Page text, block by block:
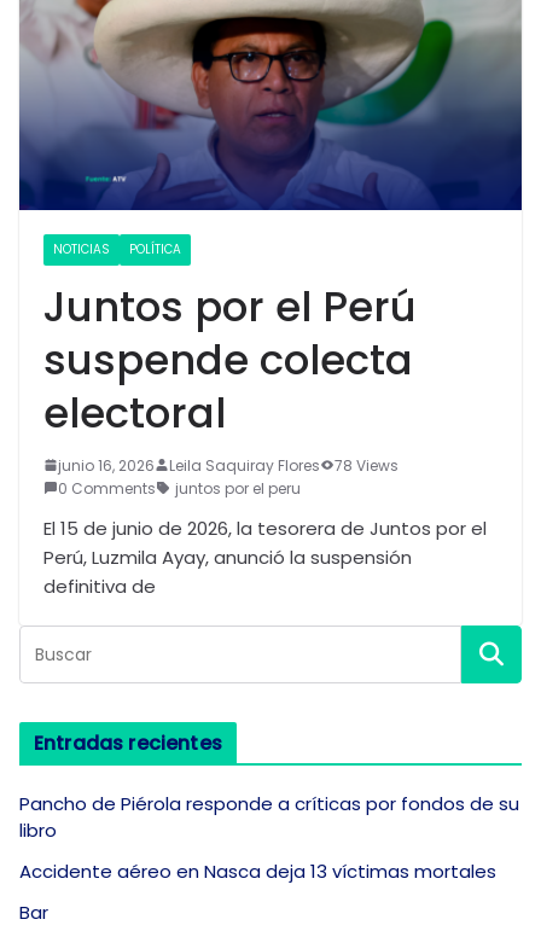
NOTICIAS POLÍTICA
Juntos por el Perú
suspende colecta
electoral
junio 16, 2026 Leila Saquiray Flores
78 Views
0 Comments
juntos por el peru
El 15 de junio de 2026, la tesorera de Juntos por el
Perú, Luzmila Ayay, anunció la suspensión
definitiva de
Entradas recientes
Pancho de Piérola responde a críticas por fondos de su
libro
Accidente aéreo en Nasca deja 13 víctimas mortales
Bar